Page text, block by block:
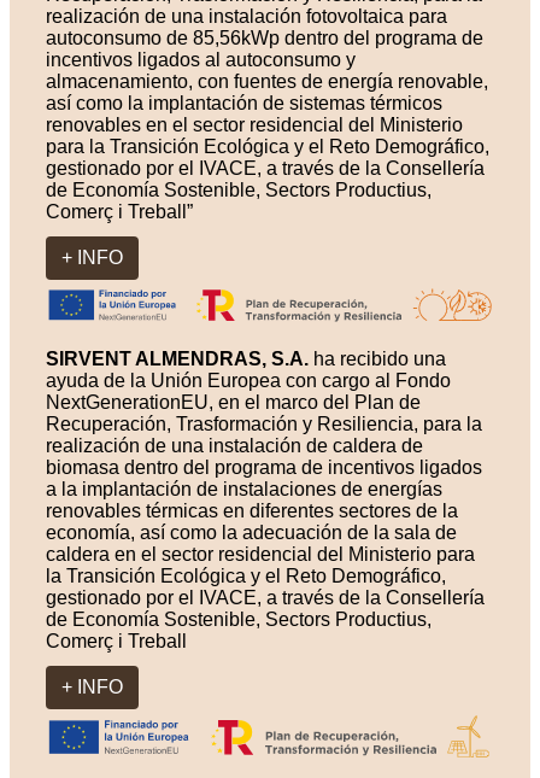
realización de una instalación fotovoltaica para
autoconsumo de 85,56kWp dentro del programa de
incentivos ligados al autoconsumo y
almacenamiento, con fuentes de energía renovable,
así como la implantación de sistemas térmicos
renovables en el sector residencial del Ministerio
para la Transición Ecológica y el Reto Demográfico,
gestionado por el IVACE, a través de la Consellería
de Economía Sostenible, Sectors Productius,
Comerç i Treball”
+ INFO
SIRVENT ALMENDRAS, S.A. ha recibido una
ayuda de la Unión Europea con cargo al Fondo
NextGenerationEU, en el marco del Plan de
Recuperación, Trasformación y Resiliencia, para la
realización de una instalación de caldera de
biomasa dentro del programa de incentivos ligados
a la implantación de instalaciones de energías
renovables térmicas en diferentes sectores de la
economía, así como la adecuación de la sala de
caldera en el sector residencial del Ministerio para
la Transición Ecológica y el Reto Demográfico,
gestionado por el IVACE, a través de la Consellería
de Economía Sostenible, Sectors Productius,
Comerç i Treball
+ INFO